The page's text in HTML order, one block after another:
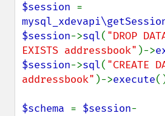
$session
$session->sql( "DROP
EXISTS addressbook" )->
$session->sql( "CREATE
addressbook" )->execute
$schema = $session-